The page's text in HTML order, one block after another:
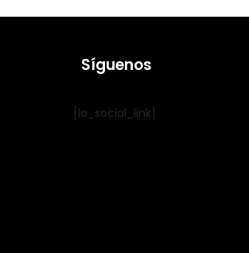
Síguenos
[la_social_link]